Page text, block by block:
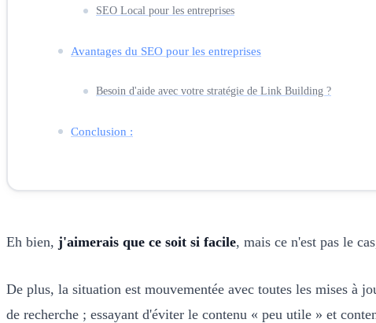
SEO Local pour les entreprises
Avantages du SEO pour les entreprises
Besoin d'aide avec votre stratégie de Link Building ?
Conclusion :
Eh bien, j'aimerais que ce soit si facile, mais ce n'est pas le
De plus, la situation est mouvementée avec toutes les mises à
de recherche ; essayant d'éviter le contenu « peu utile » et